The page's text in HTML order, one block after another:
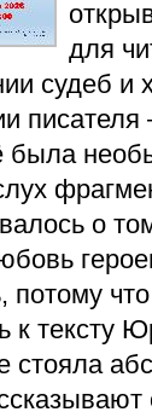
для
судеб и
о
потому
к тексту
стояла